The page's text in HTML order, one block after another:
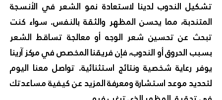
تشكيل الندوب لدينا لاستعادة نمو الشعر في الأنسجة
المتندبة، مما يحسن المظهر والثقة بالنفس. سواء كنت
تبحث عن تحسين شعر الوجه أو معالجة تساقط الشعر
بسبب الحروق أو الندوب، فإن فريقنا المخصص في مركز آرينا
يوفر رعاية شخصية ونتائج استثنائية. تواصل معنا اليوم
لتحديد موعد استشارة ومعرفة المزيد عن كيفية مساعدتك